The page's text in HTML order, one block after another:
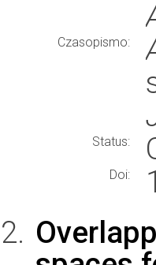
Czasopismo:
Status:
Doi: